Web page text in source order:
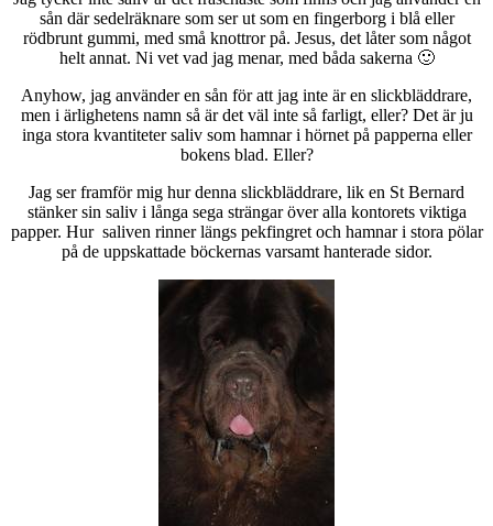
sån där sedelräknare som ser ut som en fingerborg i blå eller
rödbrunt gummi, med små knottror på. Jesus, det låter som något
helt annat. Ni vet vad jag menar, med båda sakerna 🙂
Anyhow, jag använder en sån för att jag inte är en slickbläddrare,
men i ärlighetens namn så är det väl inte så farligt, eller? Det är ju
inga stora kvantiteter saliv som hamnar i hörnet på papperna eller
bokens blad. Eller?
Jag ser framför mig hur denna slickbläddrare, lik en St Bernard
stänker sin saliv i långa sega strängar över alla kontorets viktiga
papper. Hur saliven rinner längs pekfingret och hamnar i stora pölar
på de uppskattade böckernas varsamt hanterade sidor.